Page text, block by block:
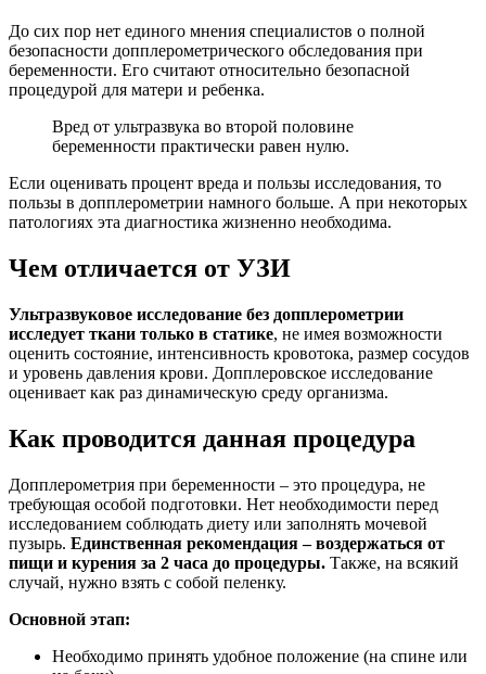
До сих пор нет единого мнения специалистов о полной
безопасности допплерометрического обследования при
беременности. Его считают относительно безопасной
процедурой для матери и ребенка.
Вред от ультразвука во второй половине
беременности практически равен нулю.
Если оценивать процент вреда и пользы исследования, то
пользы в допплерометрии намного больше. А при некоторых
патологиях эта диагностика жизненно необходима.
Чем отличается от УЗИ
Ультразвуковое исследование без допплерометрии
исследует ткани только в статике, не имея возможности
оценить состояние, интенсивность кровотока, размер сосудов
и уровень давления крови. Допплеровское исследование
оценивает как раз динамическую среду организма.
Как проводится данная процедура
Допплерометрия при беременности – это процедура, не
требующая особой подготовки. Нет необходимости перед
исследованием соблюдать диету или заполнять мочевой
пузырь. Единственная рекомендация – воздержаться от
пищи и курения за 2 часа до процедуры. Также, на всякий
случай, нужно взять с собой пеленку.
Основной этап:
Необходимо принять удобное положение (на спине или